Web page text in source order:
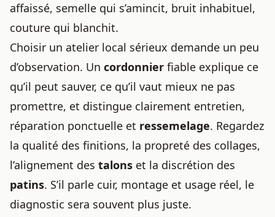
affaissé, semelle qui s’amincit, bruit inhabituel,
couture qui blanchit.
Choisir un atelier local sérieux demande un peu
d’observation. Un cordonnier fiable explique ce
qu’il peut sauver, ce qu’il vaut mieux ne pas
promettre, et distingue clairement entretien,
réparation ponctuelle et ressemelage. Regardez
la qualité des finitions, la propreté des collages,
l’alignement des talons et la discrétion des
patins. S’il parle cuir, montage et usage réel, le
diagnostic sera souvent plus juste.